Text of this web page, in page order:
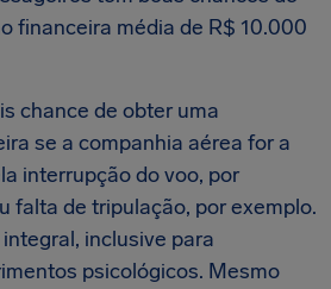
financeira média de R$ 10.000
chance de obter uma
se a companhia aérea for a
interrupção do voo, por
falta de tripulação, por exemplo.
inclusive para
psicológicos. Mesmo